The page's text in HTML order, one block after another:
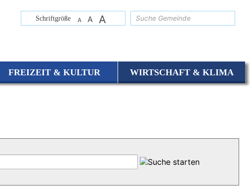
Schriftgröße A A A
FREIZEIT & KULTUR WIRTSCHAFT & KLIMA